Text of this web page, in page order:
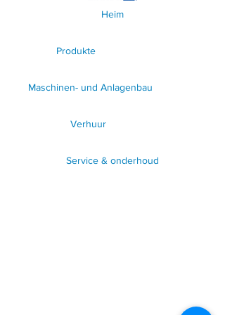
Heim
Produkte
Maschinen- und Anlagenbau
Verhuur
Service & onderhoud